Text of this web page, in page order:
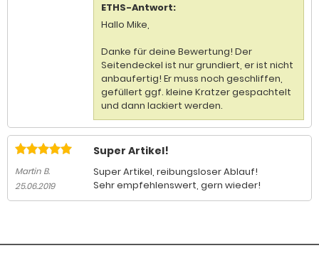
ETHS-Antwort:
Hallo Mike,
Danke für deine Bewertung! Der
Seitendeckel ist nur grundiert, er ist nicht
anbaufertig! Er muss noch geschliffen,
gefüllert ggf. kleine Kratzer gespachtelt
und dann lackiert werden.
Martin B.
25.06.2019
Super Artikel!
Super Artikel, reibungsloser Ablauf!
Sehr empfehlenswert, gern wieder!